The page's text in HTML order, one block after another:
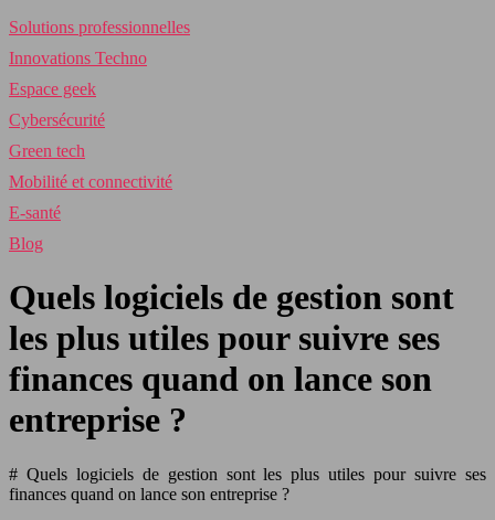
Solutions professionnelles
Innovations Techno
Espace geek
Cybersécurité
Green tech
Mobilité et connectivité
E-santé
Blog
Quels logiciels de gestion sont
les plus utiles pour suivre ses
finances quand on lance son
entreprise ?
# Quels logiciels de gestion sont les plus utiles pour suivre ses
finances quand on lance son entreprise ?